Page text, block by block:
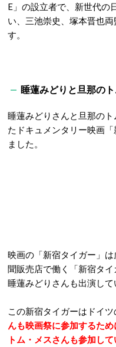
E」の設立者で、新世代の
い、三池崇史、塚本晋也
す。
睡蓮みどりと旦那の
睡蓮みどりさんと旦那の
たドキュメンタリー映画
ました。
映画の「新宿タイガー」
聞販売店で働く「新宿タイ
睡蓮みどりさんも出演して
この新宿タイガーはドイツ
んも映画祭に参加するた
トム・メスさんも参加して